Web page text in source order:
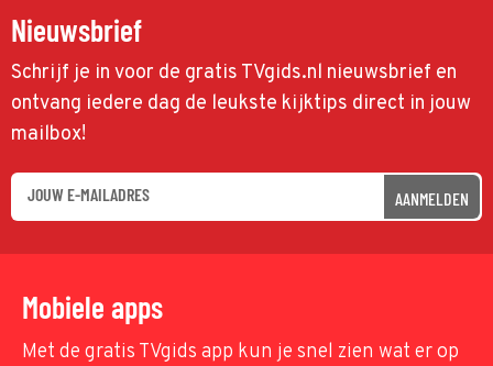
Nieuwsbrief
Schrijf je in voor de gratis TVgids.nl nieuwsbrief en
ontvang iedere dag de leukste kijktips direct in jouw
mailbox!
AANMELDEN
Mobiele apps
Met de gratis TVgids app kun je snel zien wat er op